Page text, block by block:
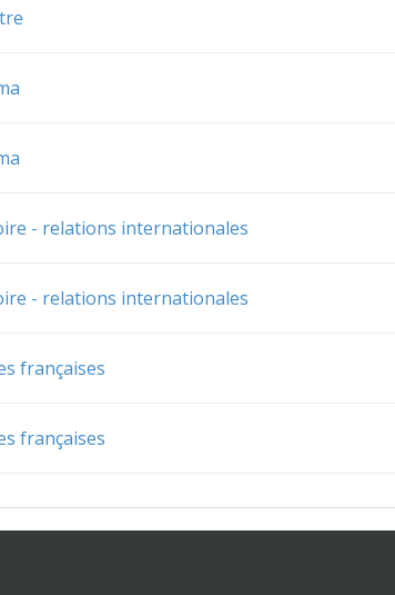
- relations internationales
- relations internationales
françaises
françaises